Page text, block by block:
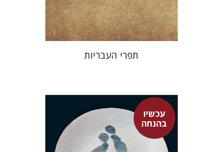
$28
$25
תפרי העבריות
עכשיו
בהנחהארווין שרדינגר
אבשלום אליצור
רונה אבירם